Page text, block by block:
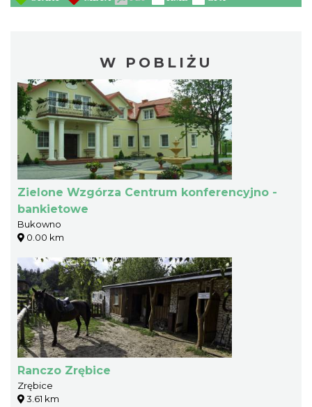
W POBLIŻU
Zielone Wzgórza Centrum konferencyjno -
bankietowe
Bukowno
0.00 km
Ranczo Zrębice
Zrębice
3.61 km